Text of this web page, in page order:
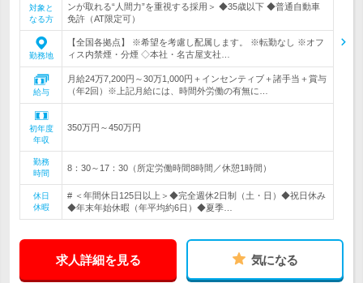
対象と
なる方
ンが取れる“人間力”を重視する採用＞ ◆35歳以下 ◆普通自動車
免許（AT限定可）
勤務地
【全国各拠点】 ※希望を考慮し配属します。 ※転勤なし ※オフ
ィス内禁煙・分煙 ◇本社・名古屋支社…
給与
月給24万7,200円～30万1,000円＋インセンティブ＋諸手当＋賞与
（年2回）※上記月給には、時間外労働の有無に…
初年度
年収
350万円～450万円
勤務
時間
8：30～17：30（所定労働時間8時間／休憩1時間）
休日
休暇
# ＜年間休日125日以上＞◆完全週休2日制（土・日）◆祝日休み
◆年末年始休暇（年平均約6日）◆夏季…
求人詳細を見る 気になる